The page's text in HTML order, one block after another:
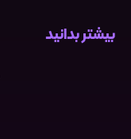
بیشتر بدانید